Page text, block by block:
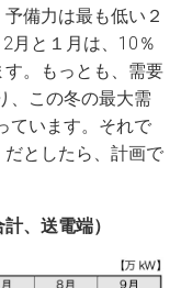
備力は最も低い２
月と１月は、10％
。もっとも、需要
、この冬の最大需
ています。それで
としたら、計画で
、送電端）